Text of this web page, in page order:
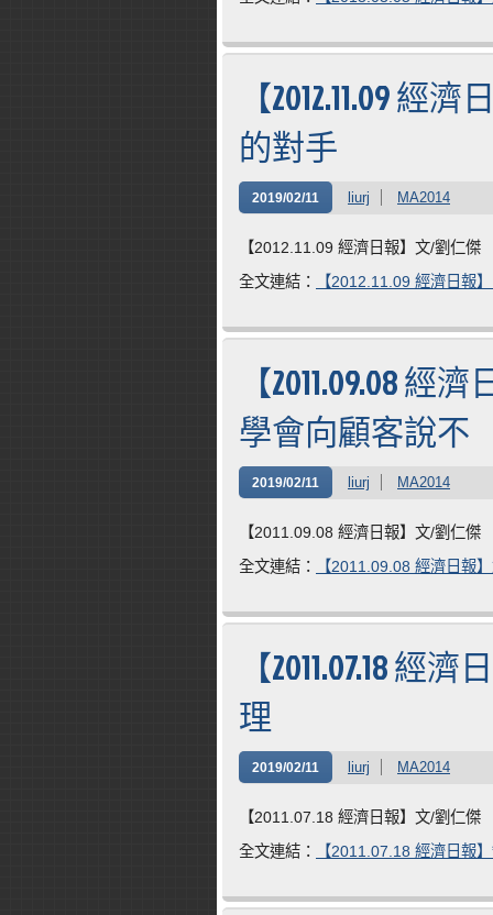
【2012.11.09 經
的對手
2019/02/11 liurj MA2014
【2012.11.09 經濟日報】文/劉仁傑
全文連結：
【2012.11.09 經濟日報
【2011.09.08 經
學會向顧客說不
2019/02/11 liurj MA2014
【2011.09.08 經濟日報】文/劉仁傑
全文連結：
【2011.09.08 經濟日報
【2011.07.18 經
理
2019/02/11 liurj MA2014
【2011.07.18 經濟日報】文/劉仁傑
全文連結：
【2011.07.18 經濟日報